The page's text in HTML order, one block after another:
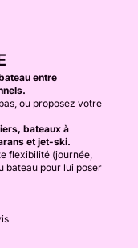
entre
ou proposez votre
bateaux à
et jet-ski.
flexibilité (journée,
bateau pour lui poser